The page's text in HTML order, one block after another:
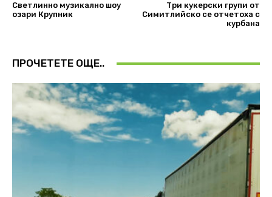
Светлинно музикално шоу
озари Крупник
Три кукерски групи от
Симитлийско се отчетоха с
курбана
ПРОЧЕТЕТЕ ОЩЕ..